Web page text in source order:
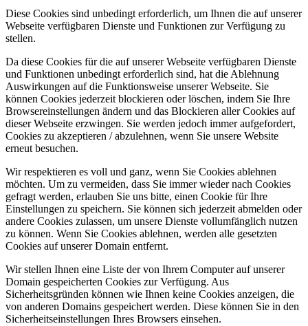
Diese Cookies sind unbedingt erforderlich, um Ihnen die auf unserer
Webseite verfügbaren Dienste und Funktionen zur Verfügung zu
stellen.
Da diese Cookies für die auf unserer Webseite verfügbaren Dienste
und Funktionen unbedingt erforderlich sind, hat die Ablehnung
Auswirkungen auf die Funktionsweise unserer Webseite. Sie
können Cookies jederzeit blockieren oder löschen, indem Sie Ihre
Browsereinstellungen ändern und das Blockieren aller Cookies auf
dieser Webseite erzwingen. Sie werden jedoch immer aufgefordert,
Cookies zu akzeptieren / abzulehnen, wenn Sie unsere Website
erneut besuchen.
Wir respektieren es voll und ganz, wenn Sie Cookies ablehnen
möchten. Um zu vermeiden, dass Sie immer wieder nach Cookies
gefragt werden, erlauben Sie uns bitte, einen Cookie für Ihre
Einstellungen zu speichern. Sie können sich jederzeit abmelden oder
andere Cookies zulassen, um unsere Dienste vollumfänglich nutzen
zu können. Wenn Sie Cookies ablehnen, werden alle gesetzten
Cookies auf unserer Domain entfernt.
Wir stellen Ihnen eine Liste der von Ihrem Computer auf unserer
Domain gespeicherten Cookies zur Verfügung. Aus
Sicherheitsgründen können wie Ihnen keine Cookies anzeigen, die
von anderen Domains gespeichert werden. Diese können Sie in den
Sicherheitseinstellungen Ihres Browsers einsehen.